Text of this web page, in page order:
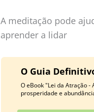
A meditação pode
aprender a lidar
O Guia
O eBook "Lei da Atração
prosperidade e